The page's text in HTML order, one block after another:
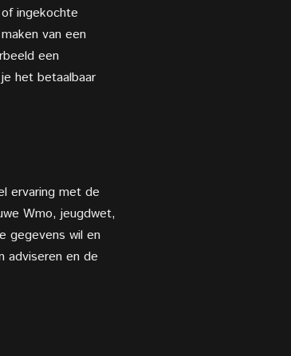
ingekochte
van een
een
het betaalbaar
ervaring met de
Wmo, jeugdwet,
gegevens wil en
adviseren en de